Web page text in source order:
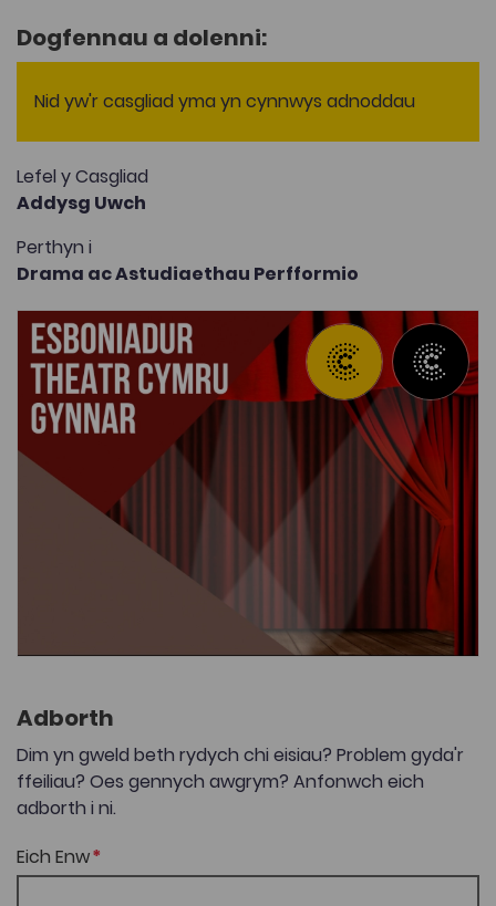
Dogfennau a dolenni:
Nid yw'r casgliad yma yn cynnwys adnoddau
Lefel y Casgliad
Addysg Uwch
Perthyn i
Drama ac Astudiaethau Perfformio
Adborth
Dim yn gweld beth rydych chi eisiau? Problem gyda'r
ffeiliau? Oes gennych awgrym? Anfonwch eich
adborth i ni.
Eich Enw